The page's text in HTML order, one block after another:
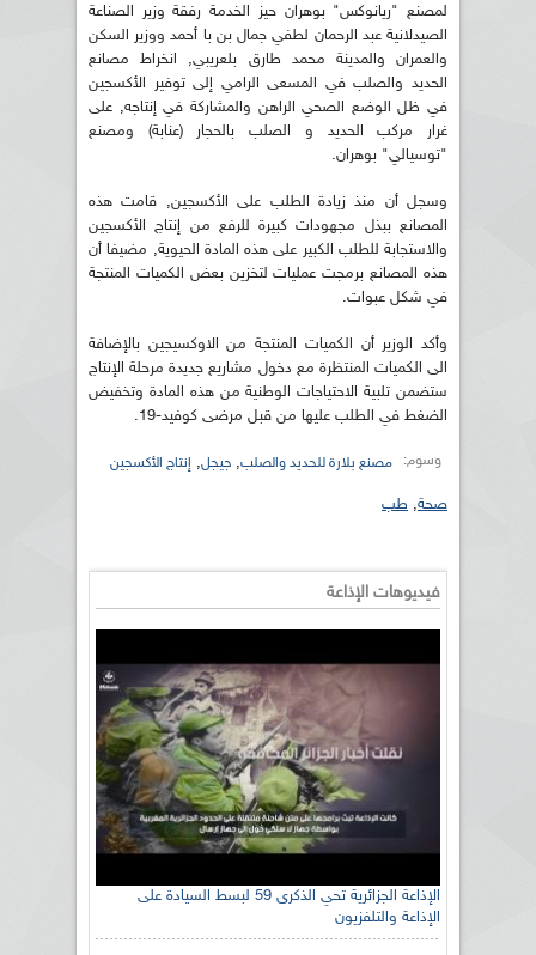
لمصنع "ريانوكس" بوهران حيز الخدمة رفقة وزير الصناعة
الصيدلانية عبد الرحمان لطفي جمال بن با أحمد ووزير السكن
والعمران والمدينة محمد طارق بلعريبي, انخراط مصانع
الحديد والصلب في المسعى الرامي إلى توفير الأكسجين
في ظل الوضع الصحي الراهن والمشاركة في إنتاجه, على
غرار مركب الحديد و الصلب بالحجار (عنابة) ومصنع
"توسيالي" بوهران.
وسجل أن منذ زيادة الطلب على الأكسجين, قامت هذه
المصانع ببذل مجهودات كبيرة للرفع من إنتاج الأكسجين
والاستجابة للطلب الكبير على هذه المادة الحيوية, مضيفا أن
هذه المصانع برمجت عمليات لتخزين بعض الكميات المنتجة
في شكل عبوات.
وأكد الوزير أن الكميات المنتجة من الاوكسيجين بالإضافة
الى الكميات المنتظرة مع دخول مشاريع جديدة مرحلة الإنتاج
ستضمن تلبية الاحتياجات الوطنية من هذه المادة وتخفيض
الضغط في الطلب عليها من قبل مرضى كوفيد-19.
وسوم: مصنع بلارة للحديد والصلب, جيجل, إنتاج الأكسجين
صحة, طب
فيديوهات الإذاعة
الإذاعة الجزائرية تحي الذكرى 59 لبسط السيادة على
الإذاعة والتلفزيون